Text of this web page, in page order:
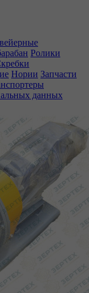
Ролики
Нории Запчасти
данных